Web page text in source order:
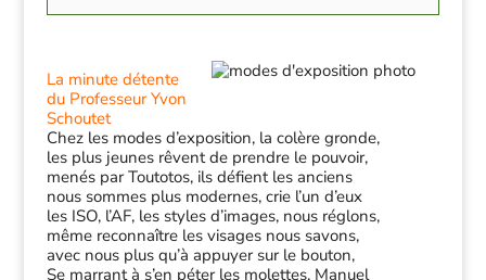
La minute détente
du Professeur Yvon
Schoutet
Chez les modes d’exposition, la colère gronde,
les plus jeunes rêvent de prendre le pouvoir,
menés par Toutotos, ils défient les anciens
nous sommes plus modernes, crie l’un d’eux
les ISO, l’AF, les styles d’images, nous réglons,
même reconnaître les visages nous savons,
avec nous plus qu’à appuyer sur le bouton,
Se marrant à s’en péter les molettes, Manuel